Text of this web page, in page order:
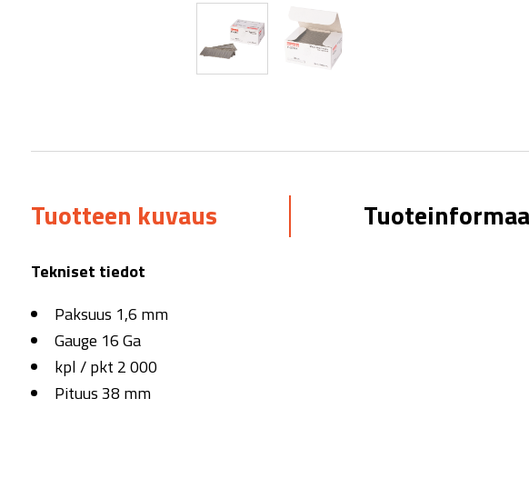
Tuotteen kuvaus
Tekniset tiedot
Paksuus 1,6 mm
Gauge 16 Ga
kpl / pkt 2 000
Pituus 38 mm